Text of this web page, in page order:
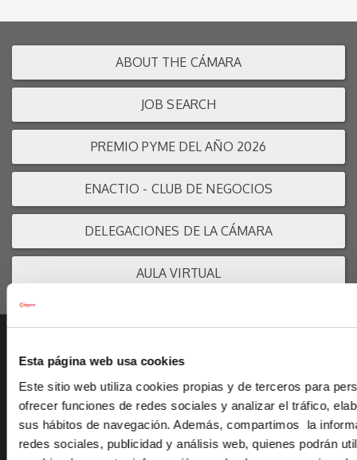
Esta página web usa cookies
Este sitio web utiliza cookies propias y de terceros para
ofrecer funciones de redes sociales y analizar el tráfico,
sus hábitos de navegación. Además, compartimos la
redes sociales, publicidad y análisis web, quienes podrán
ABOUT THE CÁMARA
JOB SEARCH
PREMIO PYME DEL AÑO 2026
ENACTIO - CLUB DE NEGOCIOS
DELEGACIONES DE LA CÁMARA
AULA VIRTUAL
Portal de transparencia
Premios Cámara